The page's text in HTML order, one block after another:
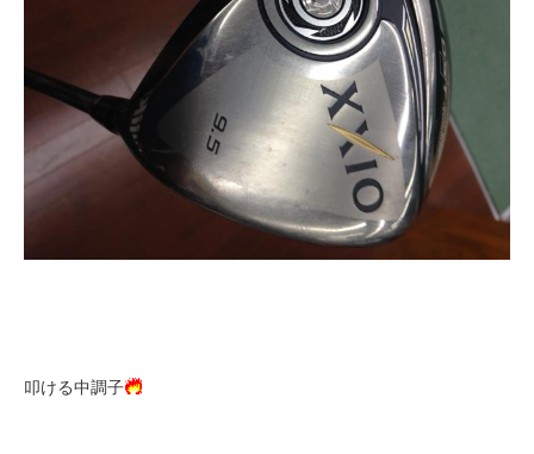
叩ける中調子